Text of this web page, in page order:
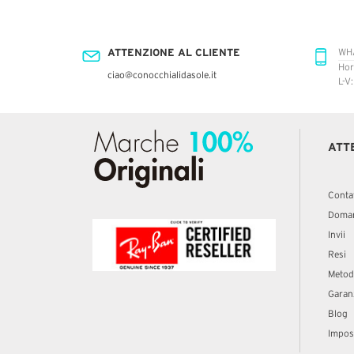
ATTENZIONE AL CLIENTE
ciao@conocchialidasole.it
L-
Invii
Resi
Blog